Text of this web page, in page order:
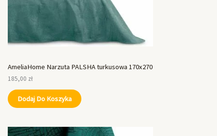
AmeliaHome Narzuta PALSHA turkusowa 170x270
185,00 zł
Dodaj Do Koszyka